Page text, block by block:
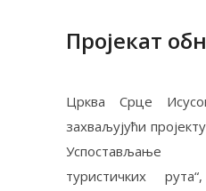
Пројекат
Црква Срце
захваљујући
Успoстaвљaњe
туристичких